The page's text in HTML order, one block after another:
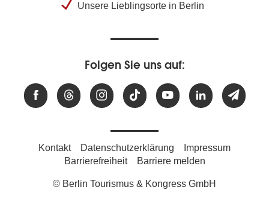
Unsere Lieblingsorte in Berlin
Folgen Sie uns auf:
Kontakt Datenschutzerklärung
Impressum
Barrierefreiheit
Barriere melden
© Berlin Tourismus & Kongress GmbH